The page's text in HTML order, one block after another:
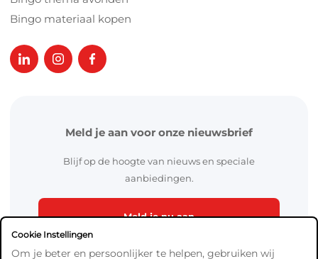
Bingo materiaal kopen
Meld je aan voor onze nieuwsbrief
Blijf op de hoogte van nieuws en speciale
aanbiedingen.
Meld je nu aan
Cookie Instellingen
Om je beter en persoonlijker te helpen, gebruiken wij